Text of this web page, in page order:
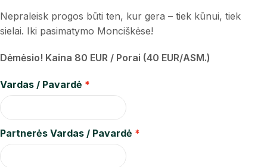
Nepraleisk progos būti ten, kur gera – tiek kūnui, tiek
sielai. Iki pasimatymo Monciškėse!
Dėmėsio! Kaina 80 EUR / Porai (40 EUR/ASM.)
Vardas / Pavardė
Partnerės Vardas / Pavardė